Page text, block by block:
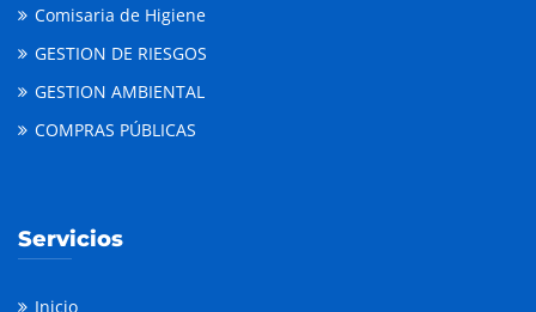
Comisaria de Higiene
GESTION DE RIESGOS
GESTION AMBIENTAL
COMPRAS PÚBLICAS
Servicios
Inicio